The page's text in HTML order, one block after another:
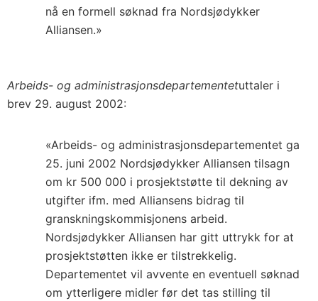
nå en formell søknad fra Nordsjødykker
Alliansen.»
Arbeids- og administrasjonsdepartementetuttaler i
brev 29. august 2002:
«Arbeids- og administrasjonsdepartementet ga
25. juni 2002 Nordsjødykker Alliansen tilsagn
om kr 500 000 i prosjektstøtte til dekning av
utgifter ifm. med Alliansens bidrag til
granskningskommisjonens arbeid.
Nordsjødykker Alliansen har gitt uttrykk for at
prosjektstøtten ikke er tilstrekkelig.
Departementet vil avvente en eventuell søknad
om ytterligere midler før det tas stilling til